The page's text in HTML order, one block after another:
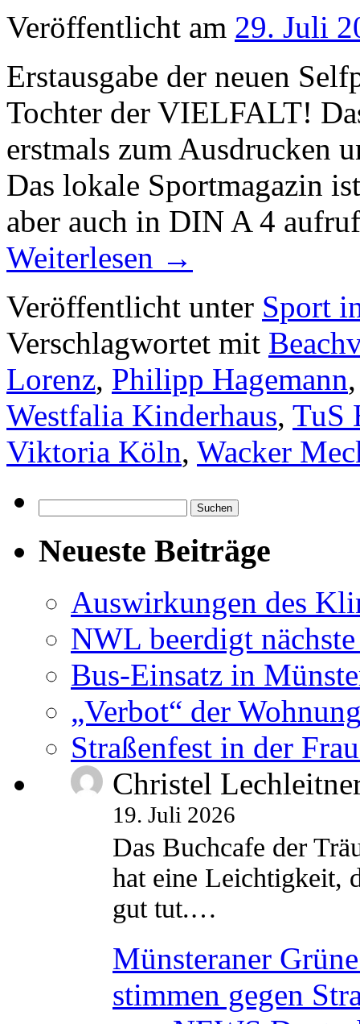
Veröffentlicht am 29. Juli
Erstausgabe der neuen
Tochter der VIELFALT!
erstmals zum Ausdrucken
Das lokale Sportmagazin
aber auch in DIN A 4
Weiterlesen →
Veröffentlicht unter Sport
Verschlagwortet mit
Lorenz, Philipp Hagemann
Westfalia Kinderhaus, TuS
Viktoria Köln, Wacker
nach:
Neueste Beiträge
Auswirkungen des
NWL beerdigt
Bus-Einsatz in
„Verbot“ der
Straßenfest in der
Christel
19. Juli 2026
Das Buchcafe der
hat eine Leichtigkeit,
gut tut.…
Münsteraner
stimmen gegen